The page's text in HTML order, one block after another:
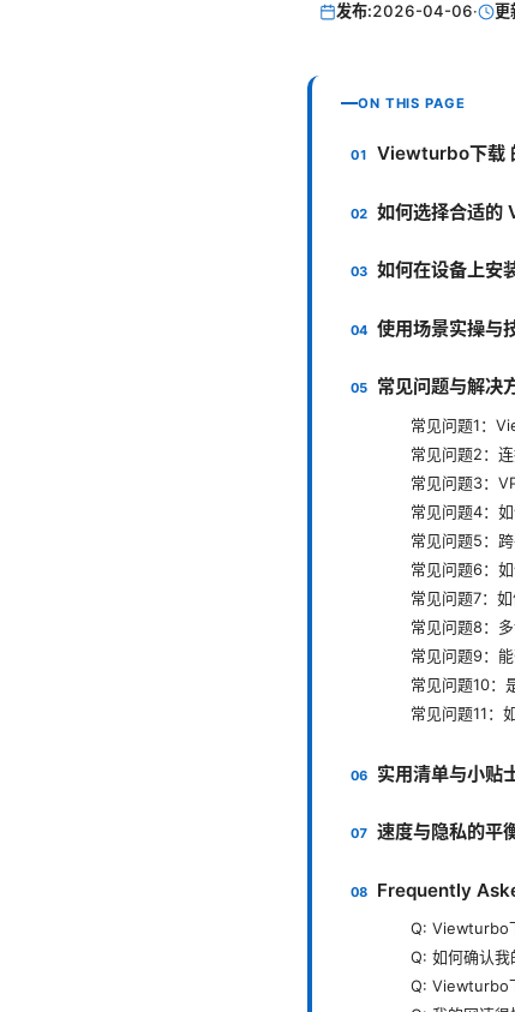
发布:2026-04-06· 更
ON THIS PAGE
Viewturbo下载
如何选择合适的
如何在设备上安
使用场景实操与
常见问题与解决
常见问题1：
常见问题2：
常见问题3：
常见问题4：如
常见问题5：
常见问题6：
常见问题7：
常见问题8：
常见问题9：
常见问题10：
常见问题11：
实用清单与小贴
速度与隐私的平
Frequently
Q: Viewturbo
Q: 如何确认我
Q: Viewturbo